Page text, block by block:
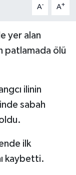
A- A+
yer alan
patlamada ölü
ilinin
sabah
ilk
kaybetti.